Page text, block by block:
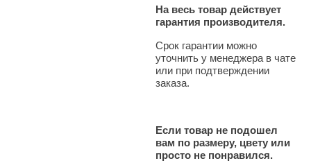
На весь товар действует
гарантия производителя.
Срок гарантии можно
уточнить у менеджера в чате
или при подтверждении
заказа.
Если товар не подошел
вам по размеру, цвету или
просто не понравился.